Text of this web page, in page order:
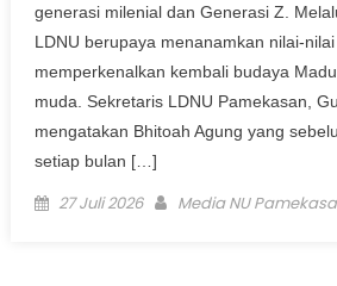
generasi milenial dan Generasi Z.
LDNU berupaya menanamkan nilai-
memperkenalkan kembali budaya
muda. Sekretaris LDNU Pamekasan,
mengatakan Bhitoah Agung yang
setiap bulan […]
Posted on
27 Juli 2026 Author
Media NU